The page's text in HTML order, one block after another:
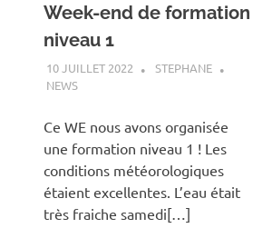
Week-end de formation
niveau 1
10 JUILLET 2022
STEPHANE
NEWS
Ce WE nous avons organisée
une formation niveau 1 ! Les
conditions météorologiques
étaient excellentes. L’eau était
très fraiche samedi[…]